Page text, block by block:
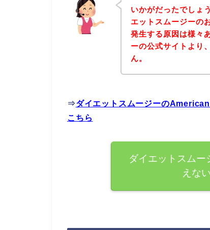
いかがだったでしょ
エットスムージーの
発生する原因は様々
ーの公式サイトより
ん。
⇒ダイエットスムージーの
こちら
ダイエットスム
えな